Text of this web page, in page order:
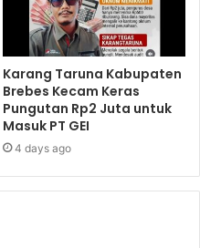
​Karang Taruna Kabupaten
Brebes Kecam Keras
Pungutan Rp2 Juta untuk
Masuk PT GEI
4 days ago